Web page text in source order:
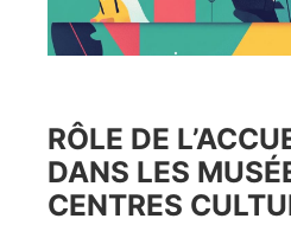
RÔLE DE
DANS LES
CENTRES